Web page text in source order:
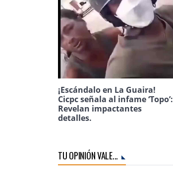
¡Escándalo en La Guaira!
Cicpc señala al infame ‘Topo’:
Revelan impactantes
detalles.
TU OPINIÓN VALE...